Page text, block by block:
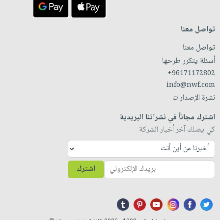
تواصل معنا
تواصل معنا
أسئلة يتكرر طرحها
+96171172802
info@nwf.com
نشرة الإصدارات
اشترك مجاناً في نشراتنا البريدية
كي يصلك آخر أخبار الشركة
اشترك